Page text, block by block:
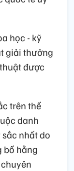
học - kỹ
giải thưởng
được
trên thế
danh
nhất do
bố hằng